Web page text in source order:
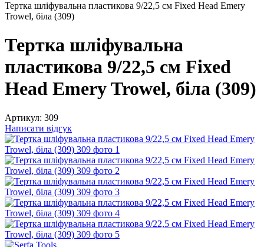
Тертка шліфувальна пластикова 9/22,5 см Fixed Head Emery
Trowel, біла (309)
Тертка шліфувальна
пластикова 9/22,5 см Fixed
Head Emery Trowel, біла (309)
Артикул: 309
Написати відгук